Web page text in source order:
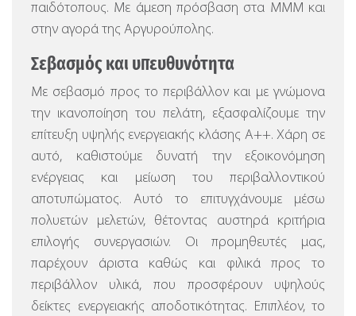
παιδότοπους. Με άμεση πρόσβαση στα ΜΜΜ και
στην αγορά της Αργυρούπολης.
Σεβασμός και υπευθυνότητα
Με σεβασμό προς το περιβάλλον και με γνώμονα
την ικανοποίηση του πελάτη, εξασφαλίζουμε την
επίτευξη υψηλής ενεργειακής κλάσης Α++. Χάρη σε
αυτό, καθιστούμε δυνατή την εξοικονόμηση
ενέργειας και μείωση του περιβαλλοντικού
αποτυπώματος. Αυτό το επιτυγχάνουμε μέσω
πολυετών μελετών, θέτοντας αυστηρά κριτήρια
επιλογής συνεργασιών. Οι προμηθευτές μας,
παρέχουν άριστα καθώς και φιλικά προς το
περιβάλλον υλικά, που προσφέρουν υψηλούς
δείκτες ενεργειακής αποδοτικότητας. Επιπλέον, το